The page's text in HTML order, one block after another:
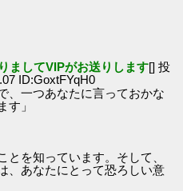
ましてVIPがお送りします[] 投
ID:GoxtFYqH0
、一つあなたに言っておかな
す」
を知っています。そして、
、あなたにとって恐ろしい意